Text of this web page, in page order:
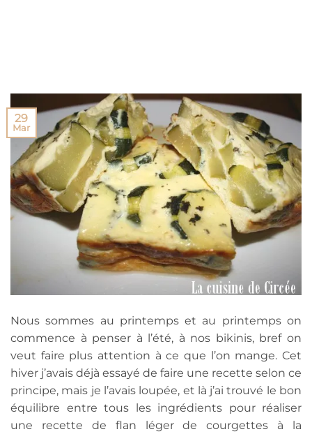
29
Mar
Nous sommes au printemps et au printemps on
commence à penser à l’été, à nos bikinis, bref on
veut faire plus attention à ce que l’on mange. Cet
hiver j’avais déjà essayé de faire une recette selon ce
principe, mais je l’avais loupée, et là j’ai trouvé le bon
équilibre entre tous les ingrédients pour réaliser
une recette de flan léger de courgettes à la